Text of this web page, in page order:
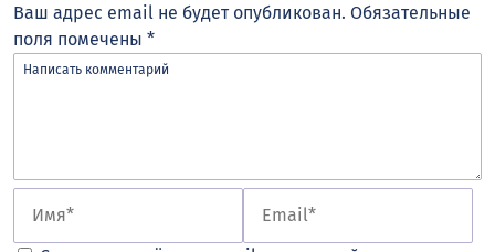
Ваш адрес email не будет опубликован. Обязательные
поля помечены *